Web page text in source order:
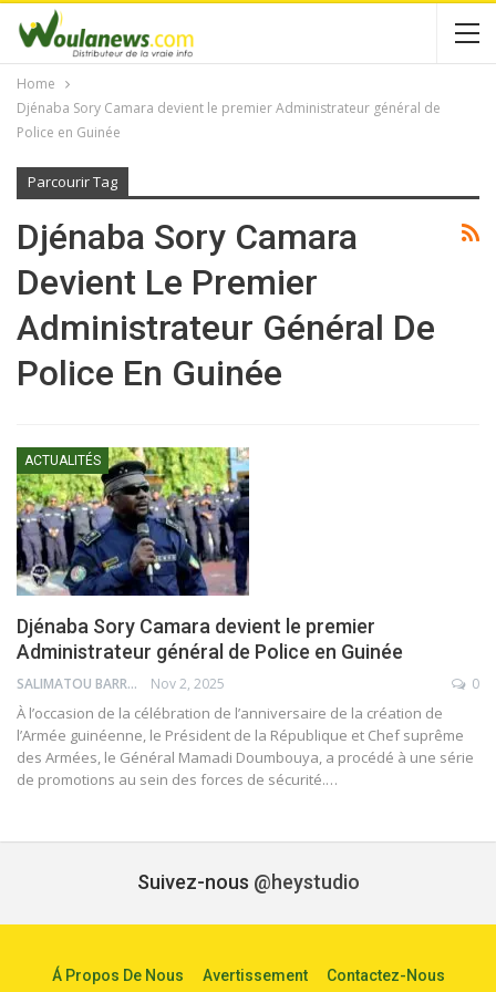
Home
Djénaba Sory Camara devient le premier Administrateur général de
Police en Guinée
Parcourir Tag
Djénaba Sory Camara
Devient Le Premier
Administrateur Général De
Police En Guinée
ACTUALITÉS
Djénaba Sory Camara devient le premier
Administrateur général de Police en Guinée
SALIMATOU BARRY Nov 2, 2025 0
À l’occasion de la célébration de l’anniversaire de la création de
l’Armée guinéenne, le Président de la République et Chef suprême
des Armées, le Général Mamadi Doumbouya, a procédé à une série
de promotions au sein des forces de sécurité.…
Suivez-nous @heystudio
Á Propos De Nous Avertissement Contactez-Nous